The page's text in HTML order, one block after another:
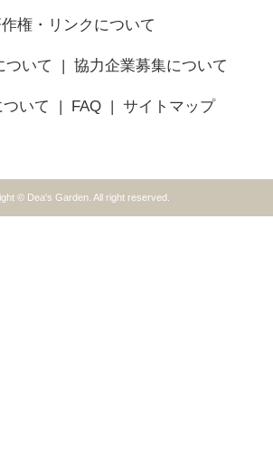
権・リンクについて
ついて 協力企業募集について
いて FAQ サイトマップ
© Dea's Garden. All right reserved.